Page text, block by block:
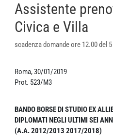
Assistente
Civica e Villa
scadenza domande ore 12.00 del
Roma, 30/01/2019
Prot. 523/M3
BANDO BORSE DI STUDIO EX
DIPLOMATI NEGLI ULTIMI SEI
(A.A. 2012/2013 2017/2018)